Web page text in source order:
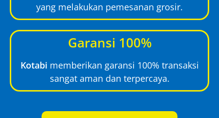
yang melakukan pemesanan grosir.
Garansi 100%
Kotabi memberikan garansi 100% transaksi
sangat aman dan terpercaya.